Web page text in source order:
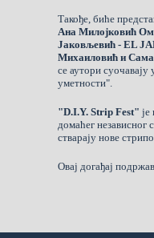
Такође, биће
Ана Милојковић
Јаковљевић - ЕL
Михаиловић и
се аутори
уметности".
"D.I.Y. Strip Fest"
домаћег независног
стварају нове
Овај догађај